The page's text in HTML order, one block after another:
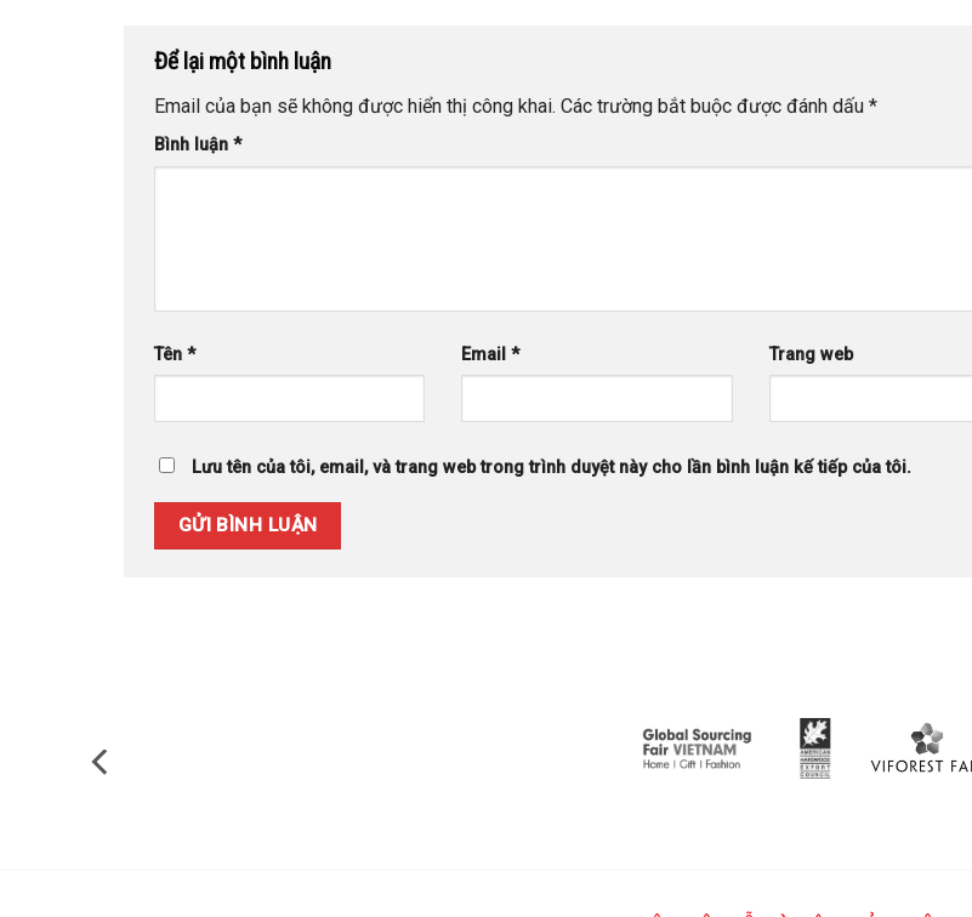
Để lại một bình luận
Email của bạn sẽ không được hiển thị công khai. Các trường bắt buộc được đánh dấu *
Bình luận *
Tên * Email* Trang web
Lưu tên của tôi, email, và trang web trong trình duyệt này cho lần bình luận kế tiếp của tôi.